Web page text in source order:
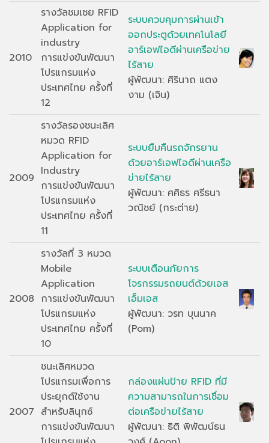
2010
รางวัลชมเชย RFID
Application for
industry
การแข่งขันพัฒนา
โปรแกรมแห่ง
ประเทศไทย ครั้งที่
12
ระบบควบคุมการผ่านเข้า
ออกประตูด้วยเทคโนโลยี
อาร์เอฟไอดีผ่านเครือข่าย
ไร้สาย
ผู้พัฒนา: ศิรินาถ แตง
งาม (เจิน)
2009
รางวัลรองชนะเลิศ
หมวด RFID
Application for
Industry
การแข่งขันพัฒนา
โปรแกรมแห่ง
ประเทศไทย ครั้งที่
11
ระบบยืมคืนรถจักรยาน
ด้วยอาร์เอฟไอดีผ่านเครือ
ข่ายไร้สาย
ผู้พัฒนา: ศศิธร ศรีธนา
วณิชย์ (กระต่าย)
2008
รางวัลที่ 3 หมวด
Mobile
Application
การแข่งขันพัฒนา
โปรแกรมแห่ง
ประเทศไทย ครั้งที่
10
ระบบเตือนภัยการ
โจรกรรมรถยนต์ด้วยเอส
เอ็มเอส
ผู้พัฒนา: วรท บุนนาค
(Pom)
2007
ชนะเลิศหมวด
โปรแกรมเพื่อการ
ประยุกต์ใช้งาน
สำหรับลินุกซ์
การแข่งขันพัฒนา
กล่องแผ่นป้าย RFID ที่มี
ความสามารถในการเชื่อม
ต่อเครือข่ายไร้สาย
ผู้พัฒนา: ธิติ พิพัฒน์ธน